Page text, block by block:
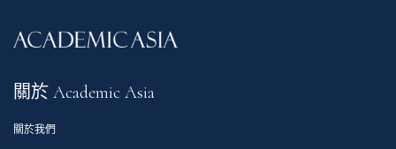
關於 Academic Asia
關於我們